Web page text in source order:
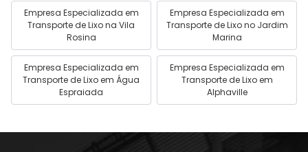
Empresa Especializada em
Transporte de Lixo na Vila
Rosina
Empresa Especializada em
Transporte de Lixo no Jardim
Marina
Empresa Especializada em
Transporte de Lixo em Água
Espraiada
Empresa Especializada em
Transporte de Lixo em
Alphaville